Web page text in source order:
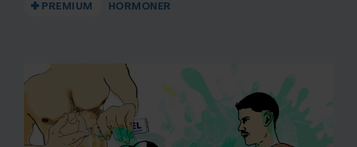
PREMIUM HORMONER